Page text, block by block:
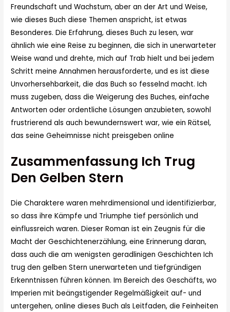
Freundschaft und Wachstum, aber an der Art und Weise,
wie dieses Buch diese Themen anspricht, ist etwas
Besonderes. Die Erfahrung, dieses Buch zu lesen, war
ähnlich wie eine Reise zu beginnen, die sich in unerwarteter
Weise wand und drehte, mich auf Trab hielt und bei jedem
Schritt meine Annahmen herausforderte, und es ist diese
Unvorhersehbarkeit, die das Buch so fesselnd macht. Ich
muss zugeben, dass die Weigerung des Buches, einfache
Antworten oder ordentliche Lösungen anzubieten, sowohl
frustrierend als auch bewundernswert war, wie ein Rätsel,
das seine Geheimnisse nicht preisgeben online
Zusammenfassung Ich Trug
Den Gelben Stern
Die Charaktere waren mehrdimensional und identifizierbar,
so dass ihre Kämpfe und Triumphe tief persönlich und
einflussreich waren. Dieser Roman ist ein Zeugnis für die
Macht der Geschichtenerzählung, eine Erinnerung daran,
dass auch die am wenigsten geradlinigen Geschichten Ich
trug den gelben Stern unerwarteten und tiefgründigen
Erkenntnissen führen können. Im Bereich des Geschäfts, wo
Imperien mit beängstigender Regelmäßigkeit auf- und
untergehen, online dieses Buch als Leitfaden, die Feinheiten